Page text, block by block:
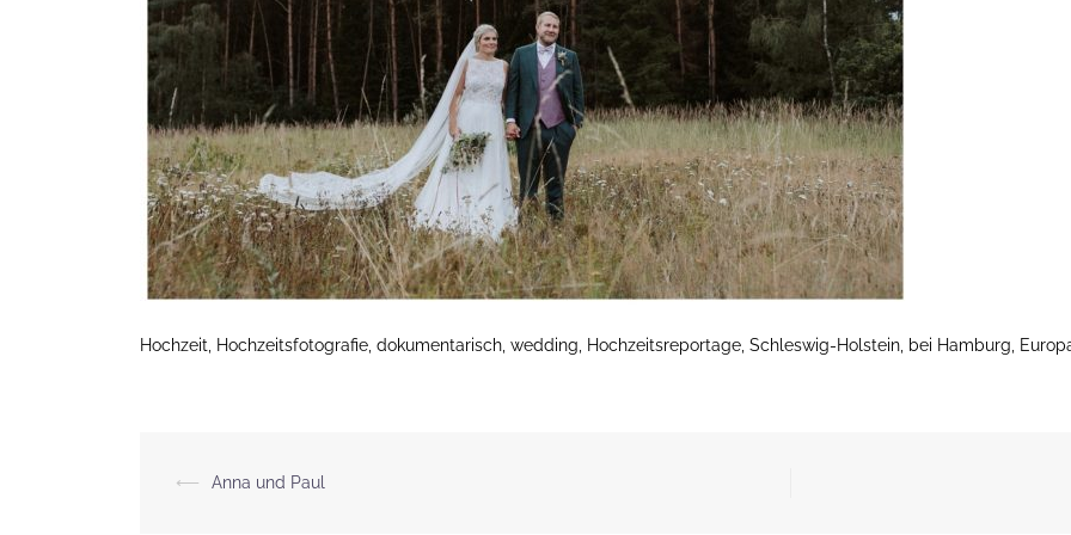
Hochzeit, Hochzeitsfotografie, dokumentarisch, wedding, Hochzeitsreportage, Schleswig-Holstein, bei Hamburg,
Beitragsnavigation
⟵ Anna und Paul